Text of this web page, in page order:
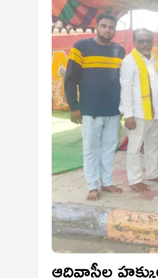
ఆదివాసీల